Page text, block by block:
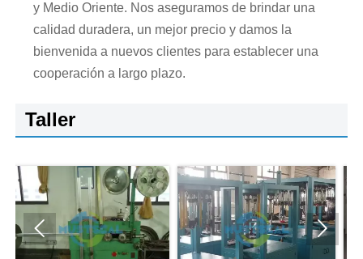
y Medio Oriente. Nos aseguramos de brindar una
calidad duradera, un mejor precio y damos la
bienvenida a nuevos clientes para establecer una
cooperación a largo plazo.
Taller
 